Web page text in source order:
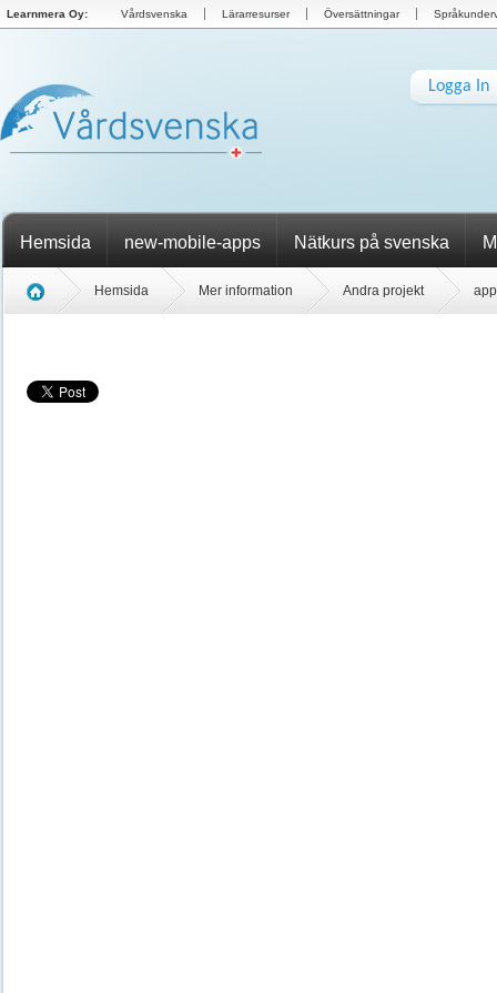
Learnmera Oy: Vårdsvenska Lärarresurser Översättningar
Logga In
Hemsida new-mobile-apps Nätkurs på svenska
Hemsida Mer information Andra projekt